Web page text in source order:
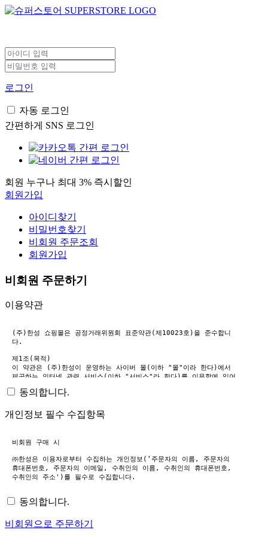
로그인
자동 로그인
간편하게 SNS 로그인
회원 누구나 최대 3% 즉시할인
회원가입
아이디찾기
비밀번호찾기
비회원 주문조회
회원가입
비회원 주문하기
이용약관
동의합니다.
개인정보 필수 수집항목
동의합니다.
비회원으로 주문하기